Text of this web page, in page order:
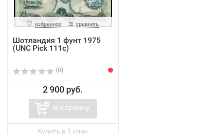
избранное сравнить
Шотландия 1 фунт 1975
(UNC Pick 111c)
(0)
2 900 руб.
В корзину